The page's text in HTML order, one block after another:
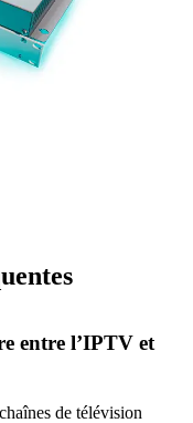
entre l’IPTV et
de télévision